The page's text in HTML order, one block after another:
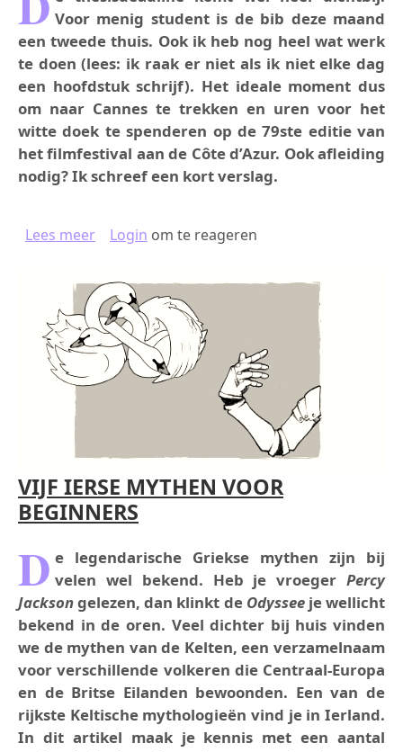
Voor menig student is de bib deze maand
een tweede thuis. Ook ik heb nog heel wat werk
te doen (lees: ik raak er niet als ik niet elke dag
een hoofdstuk schrijf). Het ideale moment dus
om naar Cannes te trekken en uren voor het
witte doek te spenderen op de 79ste editie van
het filmfestival aan de Côte d’Azur. Ook afleiding
nodig? Ik schreef een kort verslag.
Lees meerover VA-CANNES-TIE: EEN TRIP NAAR HET
Login om te reageren
VIJF IERSE MYTHEN VOOR
BEGINNERS
D e legendarische Griekse mythen zijn bij
velen wel bekend. Heb je vroeger Percy
Jacksongelezen, dan klinkt de Odysseeje wellicht
bekend in de oren. Veel dichter bij huis vinden
we de mythen van de Kelten, een verzamelnaam
voor verschillende volkeren die Centraal-Europa
en de Britse Eilanden bewoonden. Een van de
rijkste Keltische mythologieën vind je in Ierland.
In dit artikel maak je kennis met een aantal